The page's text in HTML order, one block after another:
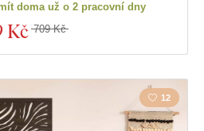
doma už o 2 pracovní dny
Kč 709 Kč
12